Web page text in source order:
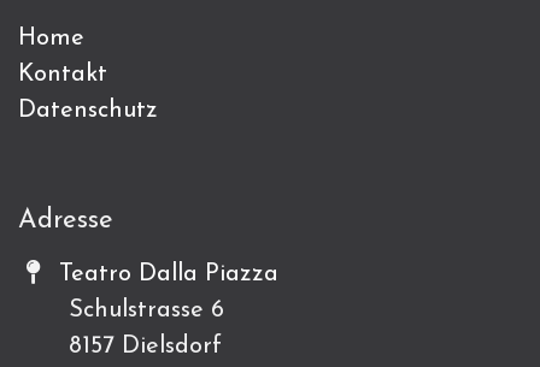
Home
Kontakt
Datenschutz
Adresse
Teatro Dalla Piazza
Schulstrasse 6
8157 Dielsdorf